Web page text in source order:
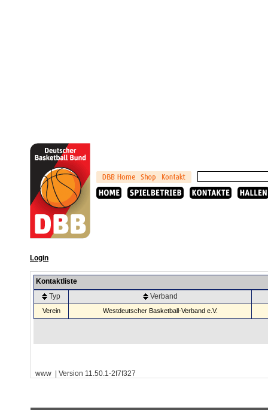
Login
Kontaktliste
Typ
Verband
Verein Westdeutscher Basketball-Verband e.V.
www | Version 11.50.1-2f7f327